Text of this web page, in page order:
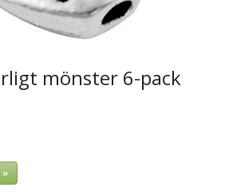
mönster 6-pack
»